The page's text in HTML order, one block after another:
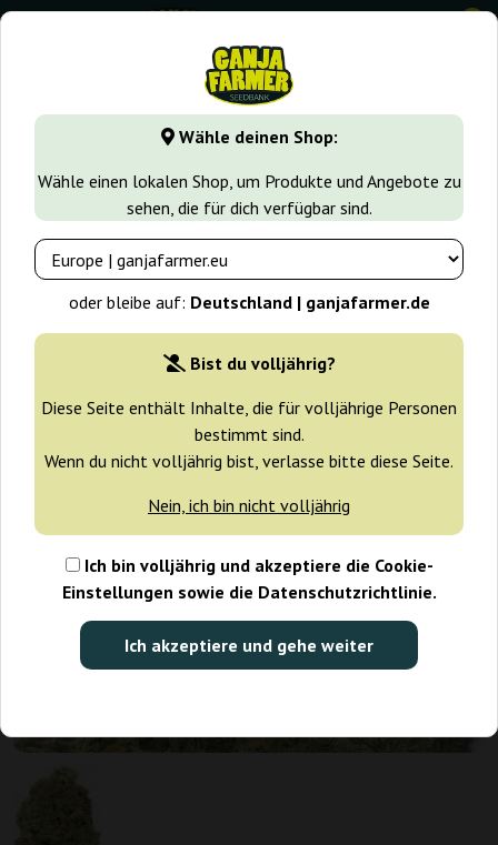
Wähle deinen Shop:
Wähle einen lokalen Shop, um Produkte und Angebote zu
sehen, die für dich verfügbar sind.
oder bleibe auf: Deutschland | ganjafarmer.de
Bist du volljährig?
Diese Seite enthält Inhalte, die für volljährige Personen
bestimmt sind.
Wenn du nicht volljährig bist, verlasse bitte diese Seite.
Nein, ich bin nicht volljährig
Ich bin volljährig und akzeptiere die Cookie-
Einstellungen sowie die Datenschutzrichtlinie.
Ich akzeptiere und gehe weiter
0
GanjaFarmer.de Samen arten Indica samen Wipeout
Heavyweight Seeds